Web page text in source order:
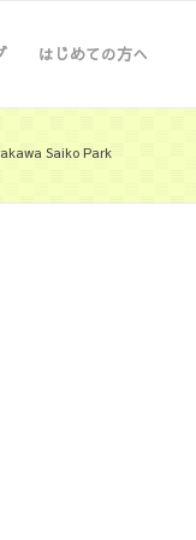
はじめての方へ
Saiko Park